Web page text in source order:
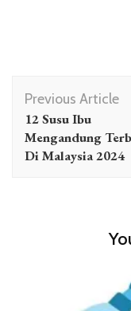
Post
Navigation
Previous Article
12 Susu Ibu
Mengandung
Di Malaysia 2024